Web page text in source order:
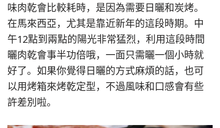
味肉乾會比較耗時，是因為需要日曬和炭烤。
在馬來西亞，尤其是靠近新年的這段時期。中
午12點到兩點的陽光非常猛烈，利用這段時間
曬肉乾會事半功倍哦，一面只需曬一個小時就
好了。如果你覺得日曬的方式麻煩的話，也可
以用烤箱來烤乾定型，不過風味和口感會有些
許差別啦。